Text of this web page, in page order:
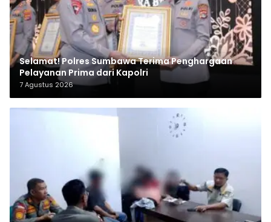
Selamat! Polres Sumbawa Terima Penghargaan
Pelayanan Prima dari Kapolri
7 Agustus 2026